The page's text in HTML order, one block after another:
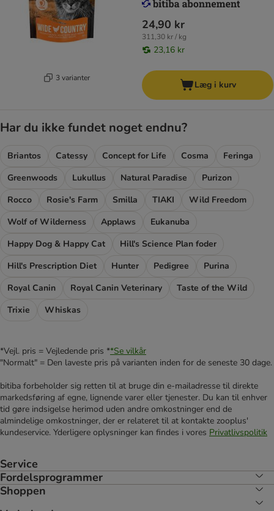
3 varianter
24,90 kr
311,30 kr / kg
23,16 kr
Læg i kurv
Har du ikke fundet noget endnu?
Briantos Catessy Concept for Life Cosma
Feringa
Greenwoods
Lukullus Natural Paradise
Purizon
Rocco
Rosie's Farm Smilla TIAKI
Wild Freedom
Wolf of Wilderness
Applaws
Eukanuba
Happy Dog & Happy Cat
Hill's Science Plan foder
Hill's Prescription Diet
Hunter Pedigree
Purina
Royal Canin
Royal Canin Veterinary
Taste of the Wild
Trixie
Whiskas
*Vejl. pris = Vejledende pris **Se vilkår
"Normalt" = Den laveste pris på varianten inden for de seneste 30 dage.
bitiba forbeholder sig retten til at bruge din e-mailadresse til direkte
markedsføring af egne, lignende varer eller tjenester. Du kan til enhver
tid gøre indsigelse herimod uden andre omkostninger end de
almindelige omkostninger, der er relateret til at kontakte zooplus'
kundeservice. Yderligere oplysninger kan findes i vores Privatlivspolitik
Service
Fordelsprogrammer
Shoppen